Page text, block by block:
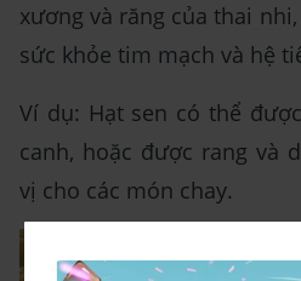
xương và răng của thai
sức khỏe tim mạch và hệ
Ví dụ: Hạt sen có thể
canh, hoặc được rang và
vị cho các món chay.